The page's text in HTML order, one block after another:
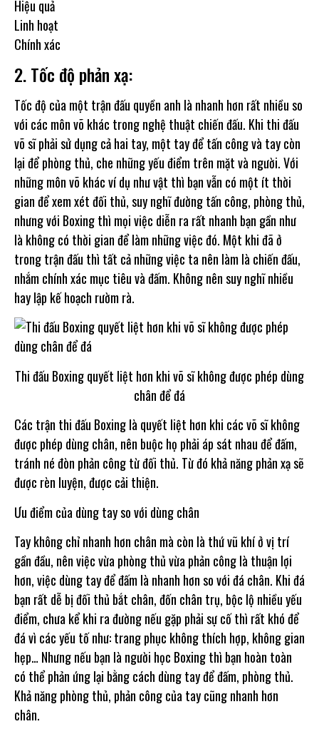
Hiệu quả
Linh hoạt
Chính xác
2. Tốc độ phản xạ:
Tốc độ của một trận đấu quyền anh là nhanh hơn rất nhiều so
với các môn võ khác trong nghệ thuật chiến đấu. Khi thi đấu
võ sĩ phải sử dụng cả hai tay, một tay để tấn công và tay còn
lại để phòng thủ, che những yếu điểm trên mặt và người. Với
những môn võ khác ví dụ như vật thì bạn vẫn có một ít thời
gian để xem xét đối thủ, suy nghĩ đường tấn công, phòng thủ,
nhưng với Boxing thì mọi việc diễn ra rất nhanh bạn gần như
là không có thời gian để làm những việc đó. Một khi đã ở
trong trận đấu thì tất cả những việc ta nên làm là chiến đấu,
nhắm chính xác mục tiêu và đấm. Không nên suy nghĩ nhiều
hay lập kế hoạch rườm rà.
Thi đấu Boxing quyết liệt hơn khi võ sĩ không được phép dùng
chân để đá
Các trận thi đấu Boxing là quyết liệt hơn khi các võ sĩ không
được phép dùng chân, nên buộc họ phải áp sát nhau để đấm,
tránh né đòn phản công từ đối thủ. Từ đó khả năng phản xạ sẽ
được rèn luyện, được cải thiện.
Ưu điểm của dùng tay so với dùng chân
Tay không chỉ nhanh hơn chân mà còn là thứ vũ khí ở vị trí
gần đầu, nên việc vừa phòng thủ vừa phản công là thuận lợi
hơn, việc dùng tay để đấm là nhanh hơn so với đá chân. Khi đá
bạn rất dễ bị đối thủ bắt chân, đốn chân trụ, bộc lộ nhiều yếu
điểm, chưa kể khi ra đường nếu gặp phải sự cố thì rất khó để
đá vì các yếu tố như: trang phục không thích hợp, không gian
hẹp… Nhưng nếu bạn là người học Boxing thì bạn hoàn toàn
có thể phản ứng lại bằng cách dùng tay để đấm, phòng thủ.
Khả năng phòng thủ, phản công của tay cũng nhanh hơn
chân.